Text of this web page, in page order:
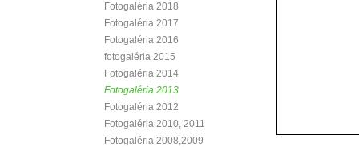
Fotogaléria 2018
Fotogaléria 2017
Fotogaléria 2016
fotogaléria 2015
Fotogaléria 2014
Fotogaléria 2013
Fotogaléria 2012
Fotogaléria 2010, 2011
Fotogaléria 2008,2009